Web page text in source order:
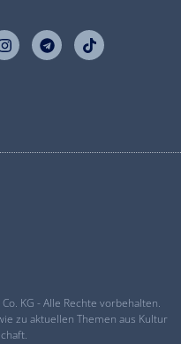
KG - Alle Rechte vorbehalten.
zu aktuellen Themen aus Kultur